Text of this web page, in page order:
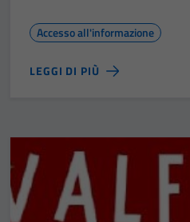
Accesso all'informazione
LEGGI DI PIÙ